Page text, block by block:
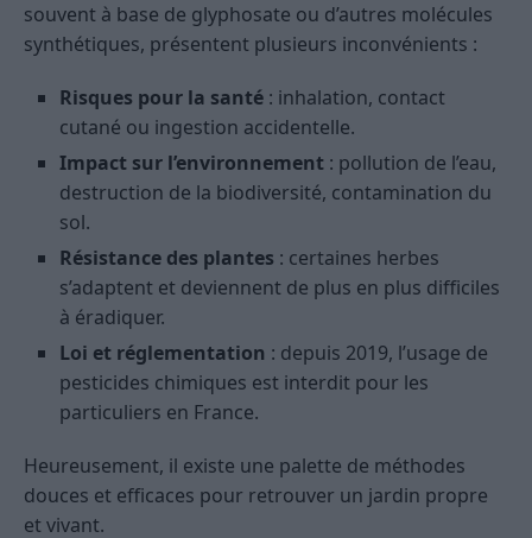
souvent à base de glyphosate ou d’autres molécules
synthétiques, présentent plusieurs inconvénients :
Risques pour la santé : inhalation, contact
cutané ou ingestion accidentelle.
Impact sur l’environnement : pollution de l’eau,
destruction de la biodiversité, contamination du
sol.
Résistance des plantes : certaines herbes
s’adaptent et deviennent de plus en plus difficiles
à éradiquer.
Loi et réglementation : depuis 2019, l’usage de
pesticides chimiques est interdit pour les
particuliers en France.
Heureusement, il existe une palette de méthodes
douces et efficaces pour retrouver un jardin propre
et vivant.